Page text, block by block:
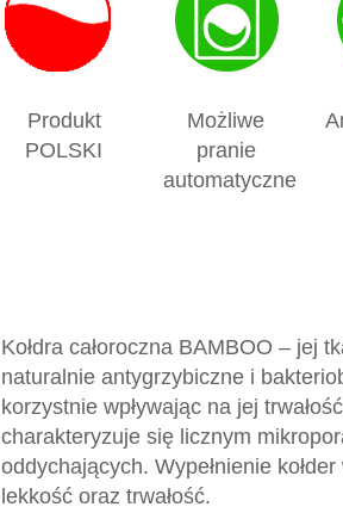
Produkt
POLSKI
Możliwe
pranie
automatyczne
Kołdra całoroczna BAMBOO – jej
naturalnie antygrzybiczne i
korzystnie wpływając na jej
charakteryzuje się licznym
oddychających. Wypełnienie
lekkość oraz trwałość.